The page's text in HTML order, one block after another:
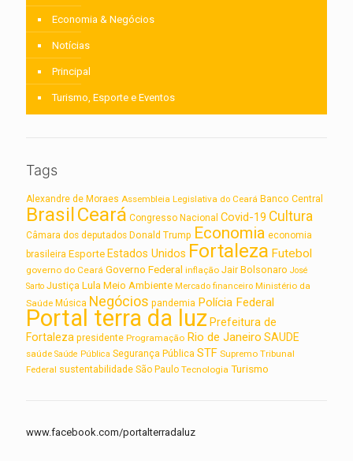
Economia & Negócios
Notícias
Principal
Turismo, Esporte e Eventos
Tags
Alexandre de Moraes Assembleia Legislativa do Ceará Banco Central
BrasilCeará Congresso Nacional Covid-19 Cultura
Câmara dos deputados Donald Trump Economia economia
brasileira Esporte Estados Unidos Fortaleza Futebol
governo do Ceará Governo Federal inflação Jair Bolsonaro José
Sarto Justiça Lula Meio Ambiente Mercado financeiro Ministério da
Saúde Música Negócios pandemia Polícia Federal
Portal terra da luzPrefeitura de
Fortaleza presidente Programação Rio de Janeiro SAUDE
saúde Saúde Pública Segurança Pública STF Supremo Tribunal
Federal sustentabilidade São Paulo Tecnologia Turismo
www.facebook.com/portalterradaluz